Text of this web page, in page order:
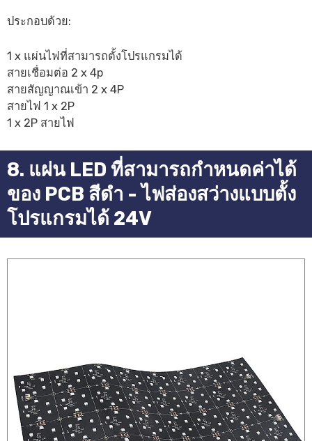
ประกอบด้วย:
1 x แผ่นไฟที่สามารถตั้งโปรแกรมได้
สายเชื่อมต่อ 2 x 4p
สายสัญญาณเข้า 2 x 4P
สายไฟ 1 x 2P
1 x 2P สายไฟ
8. แผ่น LED ที่สามารถกำหนดค่าได้
ของ PCB สีดำ - ไฟส่องสว่างแบบตั้ง
โปรแกรมได้ 24V